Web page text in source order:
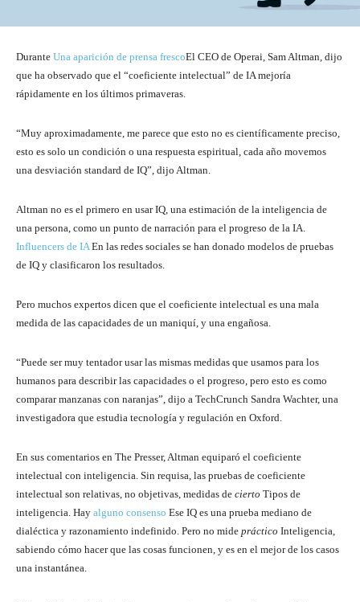
Durante Una aparición de prensa frescoEl CEO de Operai, Sam Altman, dijo
que ha observado que el “coeficiente intelectual” de IA mejoría
rápidamente en los últimos primaveras.
“Muy aproximadamente, me parece que esto no es científicamente preciso,
esto es solo un condición o una respuesta espiritual, cada año movemos
una desviación standard de IQ”, dijo Altman.
Altman no es el primero en usar IQ, una estimación de la inteligencia de
una persona, como un punto de narración para el progreso de la IA.
Influencers de IAEn las redes sociales se han donado modelos de pruebas
de IQ y clasificaron los resultados.
Pero muchos expertos dicen que el coeficiente intelectual es una mala
medida de las capacidades de un maniquí, y una engañosa.
“Puede ser muy tentador usar las mismas medidas que usamos para los
humanos para describir las capacidades o el progreso, pero esto es como
comparar manzanas con naranjas”, dijo a TechCrunch Sandra Wachter, una
investigadora que estudia tecnología y regulación en Oxford.
En sus comentarios en The Presser, Altman equiparó el coeficiente
intelectual con inteligencia. Sin requisa, las pruebas de coeficiente
intelectual son relativas, no objetivas, medidas de cierto Tipos de
inteligencia. Hay alguno consenso Ese IQ es una prueba mediano de
dialéctica y razonamiento indefinido. Pero no mide práctico Inteligencia,
sabiendo cómo hacer que las cosas funcionen, y es en el mejor de los casos
una instantánea.